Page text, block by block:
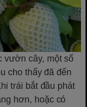
vườn cây, một số
cho thấy đã đến
trái bắt đầu phát
hơn, hoặc có